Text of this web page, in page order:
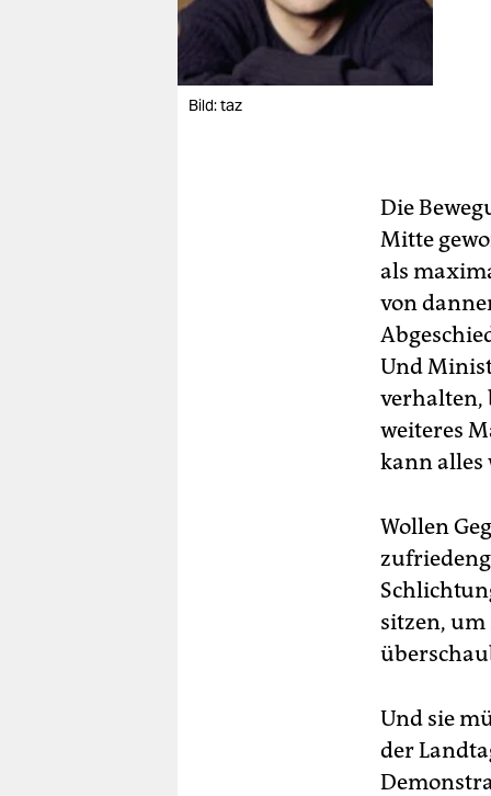
Bild: taz
Die
Mitte
als
von
Und
verhalten,
weiteres
kann alles
Wollen
sitzen,
Und sie
der